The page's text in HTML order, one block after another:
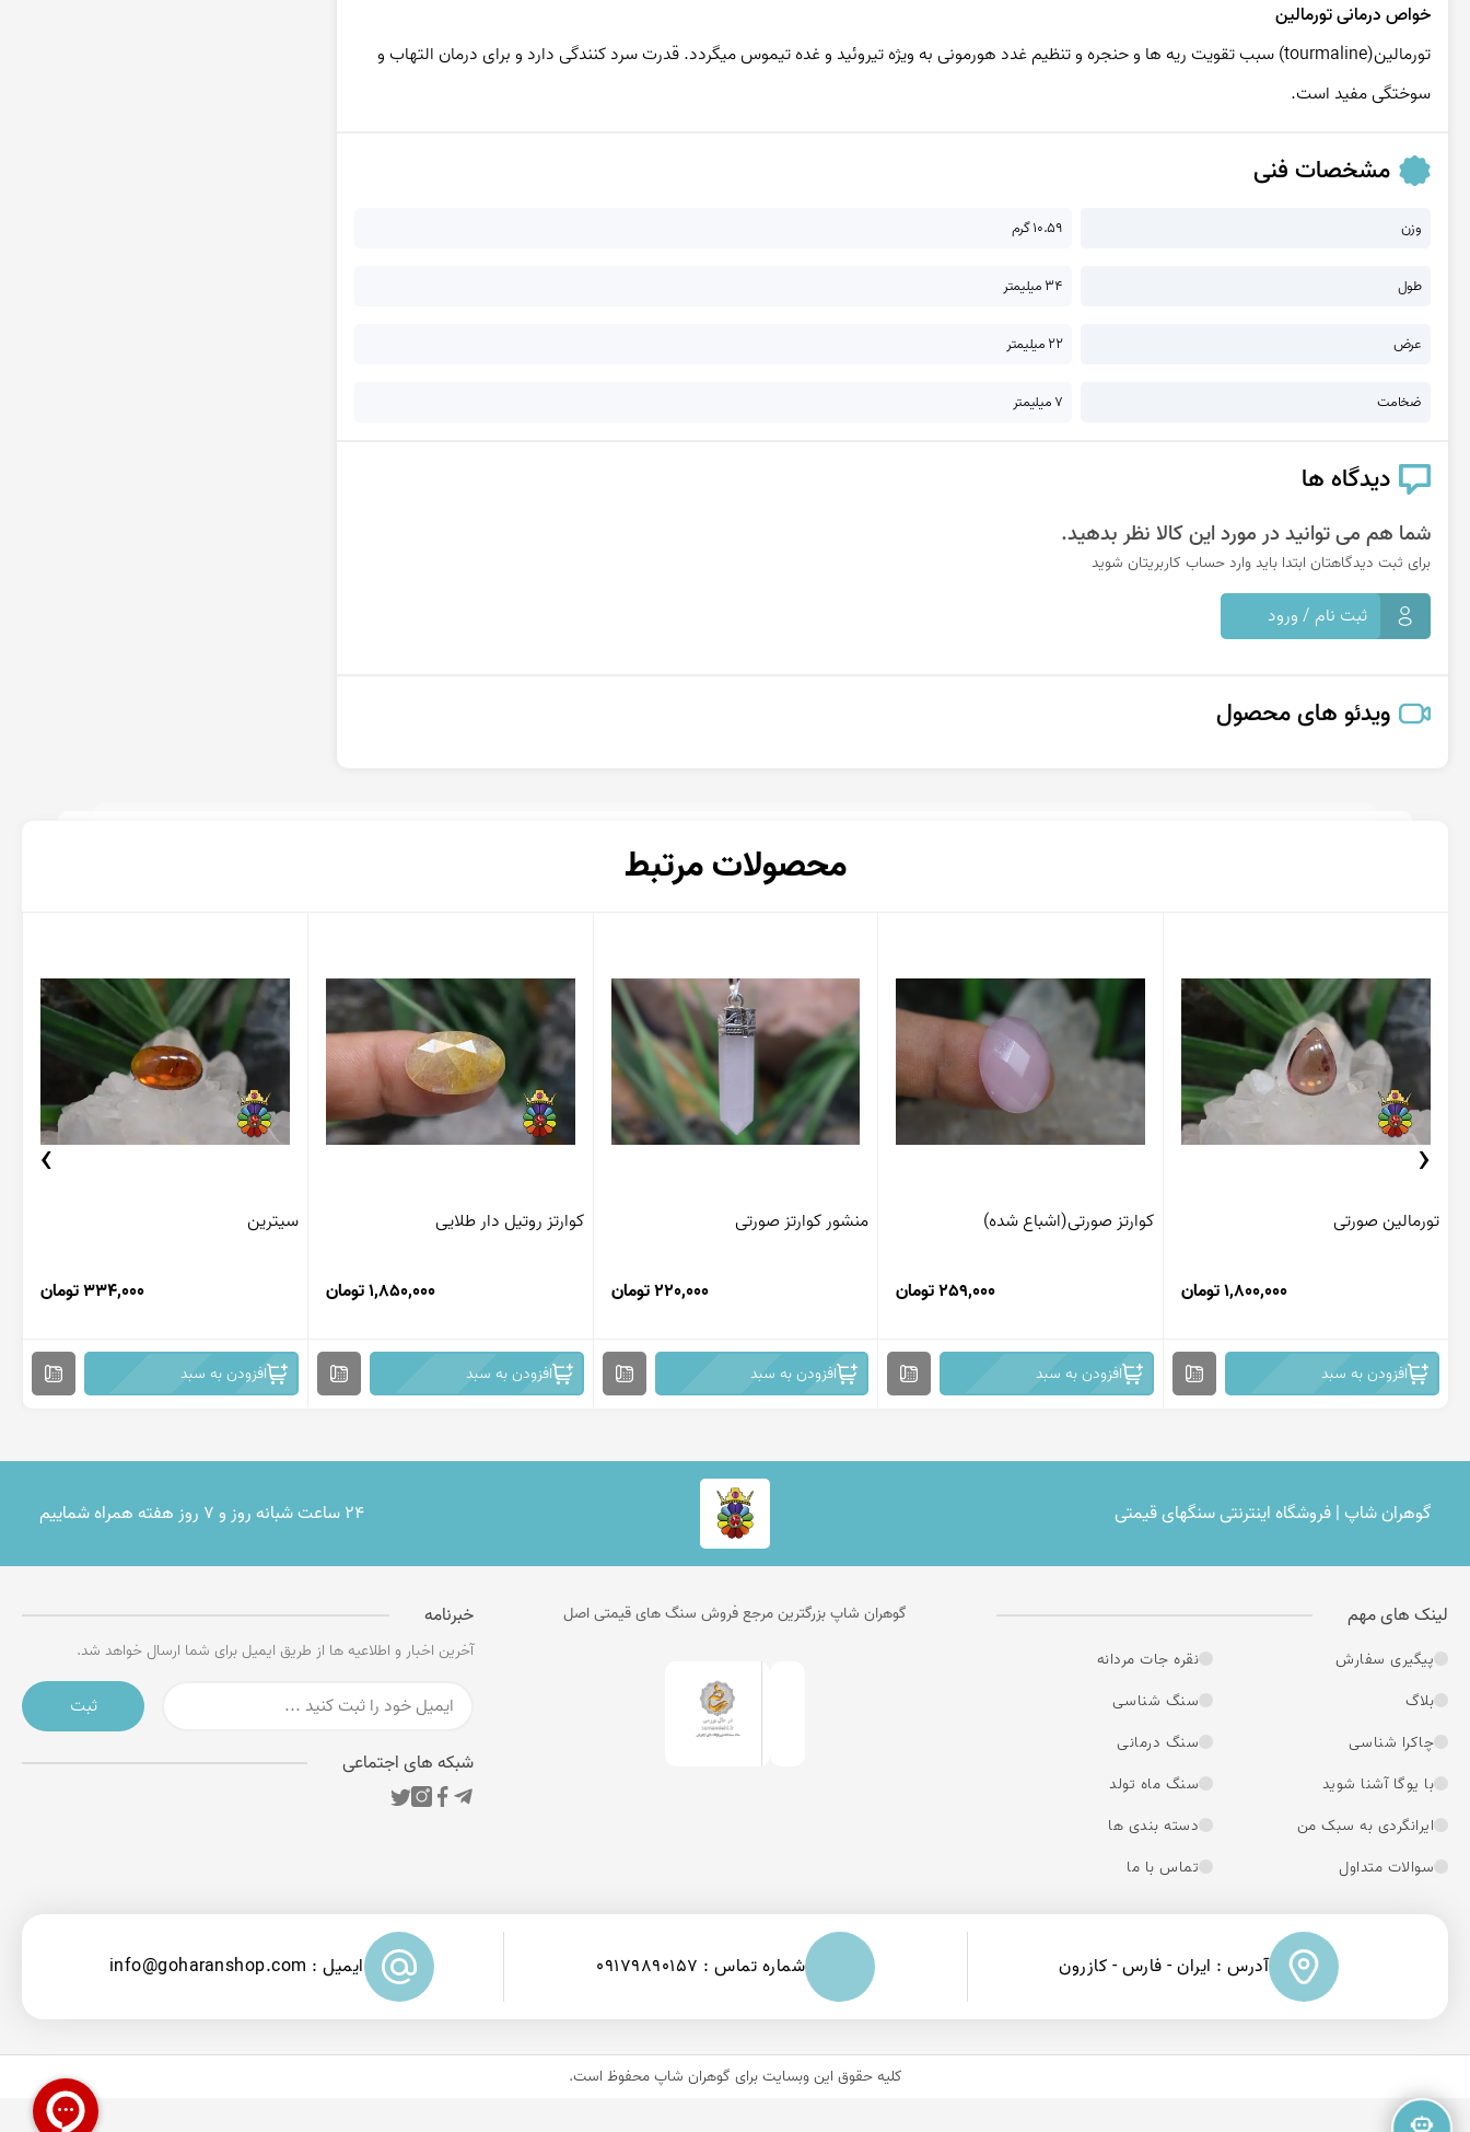
خواص درمانی تورمالین
سوختگی مفید است.
مشخصات فنی
وزن 10.59 گرم
طول 34 میلیمتر
عرض 22 میلیمتر
ضخامت 7 میلیمتر
دیدگاه ها
شما هم می توانید در مورد این کالا نظر بدهید.
برای ثبت دیدگاهتان ابتدا باید وارد حساب کاربریتان شوید
ثبت نام / ورود
ویدئو های محصول
محصولات مرتبط
تورمالین صورتی
1,800,000 تومان
افزودن به سبد
کوارتز صورتی(اشباع شده)
259,000 تومان
افزودن به سبد
منشور کوارتز صورتی
220,000 تومان
افزودن به سبد
کوارتز روتیل دار طلایی
1,850,000 تومان
افزودن به سبد
سیترین
334,000 تومان
افزودن به سبد
‹
›
گوهران شاپ | فروشگاه اینترنتی سنگهای قیمتی ۲۴ ساعت شبانه روز و ۷ روز هفته همراه شماییم
لینک های مهم
پیگیری سفارش
نقره جات مردانه
بلاگ
سنگ شناسی
چاکرا شناسی
سنگ درمانی
با یوگا آشنا شوید
سنگ ماه تولد
ایرانگردی به سبک من
دسته بندی ها
سوالات متداول
تماس با ما
گوهران شاپ بزرگترین مرجع فروش سنگ های قیمتی اصل خبرنامه
آخرین اخبار و اطلاعیه ها از طریق ایمیل برای شما ارسال خواهد شد.
ثبت
شبکه های اجتماعی
آدرس : ایران - فارس - کازرون شماره تماس : 09179890157 ایمیل : info@goharanshop.com
کلیه حقوق این وبسایت برای گوهران شاپمحفوظ است.